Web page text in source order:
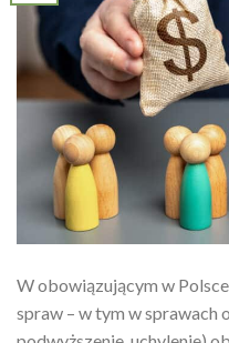
W obowiązującym w
spraw – w tym w sprawach